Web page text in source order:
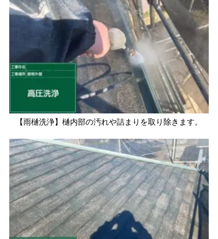
【雨樋洗浄】樋内部の汚れや詰まりを取り除きます。